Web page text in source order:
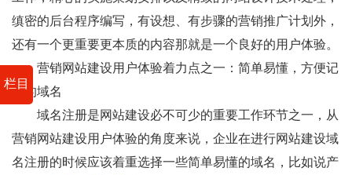
栏目
缜密的后台程序编写，有设想、有步骤的营销推广计划外，
还有一个更重要更本质的内容那就是一个良好的用户体验。
营销网站建设用户体验着力点之一：简单易懂，方便记
忆的域名
域名注册是网站建设必不可少的重要工作环节之一，从
营销网站建设用户体验的角度来说，企业在进行网站建设域
名注册的时候应该着重选择一些简单易懂的域名，比如说产